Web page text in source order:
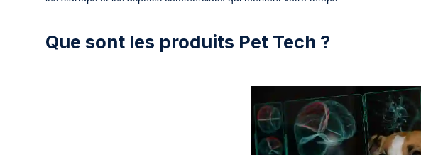
Que sont les produits Pet Tech ?